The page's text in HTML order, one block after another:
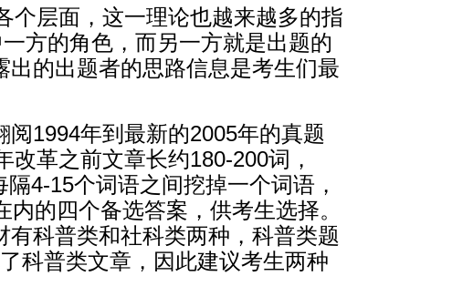
个层面，这一理论也越来越多的指
方的角色，而另一方就是出题的
的出题者的思路信息是考生们最
1994年到最新的2005年的真题
革之前文章长约180-200词，
4-15个词语之间挖掉一个词语，
的四个备选答案，供考生选择。
科普类和社科类两种，科普类题
科普类文章，因此建议考生两种